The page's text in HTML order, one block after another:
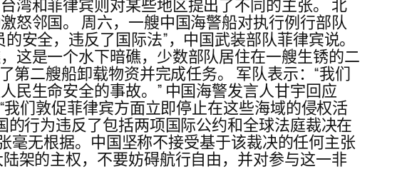
湾和菲律宾则对某些地区提出了不同的主张。 北
怒邻国。 周六，一艘中国海警船对执行例行部队
安全，违反了国际法”，中国武装部队菲律宾说。
这是一个水下暗礁，少数部队居住在一艘生锈的二
第二艘船卸载物资并完成任务。 军队表示：“我们
民生命安全的事故。” 中国海警发言人甘宇回应
们敦促菲律宾方面立即停止在这些海域的侵权活
行为违反了包括两项国际公约和全球法庭裁决在
毫无根据。中国坚称不接受基于该裁决的任何主张
架的主权，不要妨碍航行自由，并对参与这一非